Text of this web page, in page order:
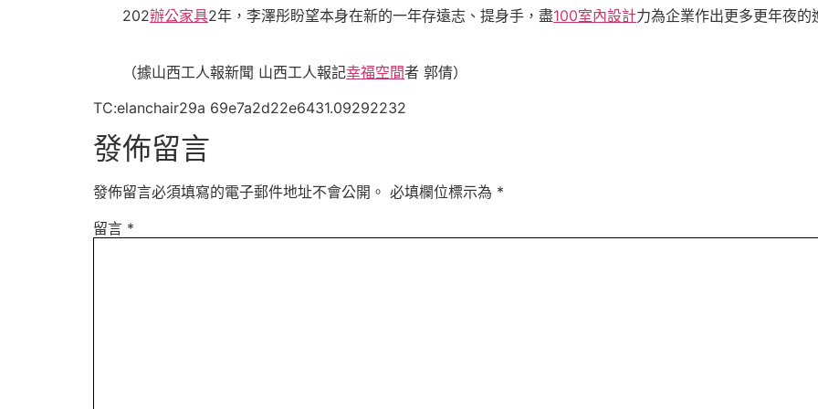
202辦公家具2年，李澤彤盼望本身在新的一年存遠志、提身手，盡100室內設計力為企業作出更多更年夜的
（據山西工人報新聞 山西工人報記幸福空間者 郭倩）
TC:elanchair29a 69e7a2d22e6431.09292232
發佈留言
發佈留言必須填寫的電子郵件地址不會公開。 必填欄位標示為 *
留言 *